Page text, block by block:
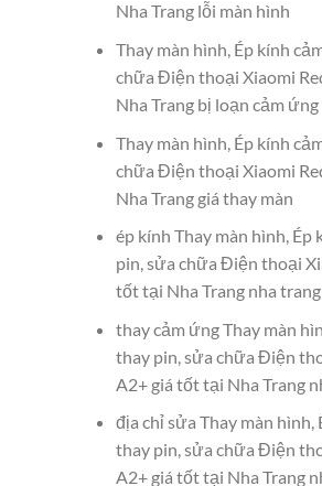
Nha Trang lỗi màn hình
Thay màn hình, Ép kính
chữa Điện thoại Xiaomi
Nha Trang bị loạn cảm ứng
Thay màn hình, Ép kính
chữa Điện thoại Xiaomi
Nha Trang giá thay màn
ép kính Thay màn hình, Ép
pin, sửa chữa Điện thoại
tốt tại Nha Trang nha trang
thay cảm ứng Thay màn
thay pin, sửa chữa Điện
A2+ giá tốt tại Nha Trang
địa chỉ sửa Thay màn hình,
thay pin, sửa chữa Điện
A2+ giá tốt tại Nha Trang